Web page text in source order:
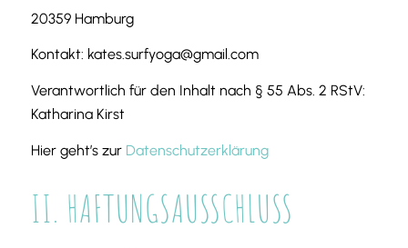
20359 Hamburg
Kontakt: kates.surfyoga@gmail.com
Verantwortlich für den Inhalt nach § 55 Abs. 2 RStV:
Katharina Kirst
Hier geht’s zur Datenschutzerklärung
II. HAFTUNGSAUSSCHLUSS